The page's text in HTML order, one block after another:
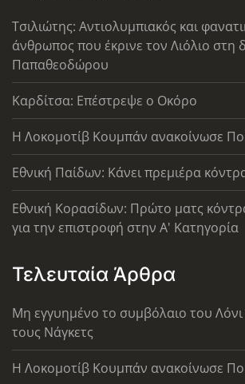
Τσιλιώτης: Αντιολυμπιακός και
άνθρωπος που έκρινε τον Λιόλιο στη
Παπαθεοδώρου
Καρδίτσα: Επέστρεψε ο Οκόρο
Η Λοκομοτίβ Κουμπάν ανακοίνωσε
Εθνική Παίδων: Κάνει πρεμιέρα
Εθνική Κορασίδων: Πρώτο ματς
για την επιστροφή στην Α' Κατηγορία
Τελευταία Άρθρα
Μη εγγυημένο το συμβόλαιο του
τους Νάγκετς
Η Λοκομοτίβ Κουμπάν ανακοίνωσε